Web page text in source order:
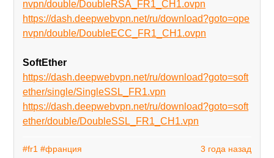
nvpn/double/DoubleRSA_FR1_CH1.ovpn
https://dash.deepwebvpn.net/ru/download?goto=ope
nvpn/double/DoubleECC_FR1_CH1.ovpn
SoftEther
https://dash.deepwebvpn.net/ru/download?goto=soft
ether/single/SingleSSL_FR1.vpn
https://dash.deepwebvpn.net/ru/download?goto=soft
ether/double/DoubleSSL_FR1_CH1.vpn
3 года назад
#fr1 #франция